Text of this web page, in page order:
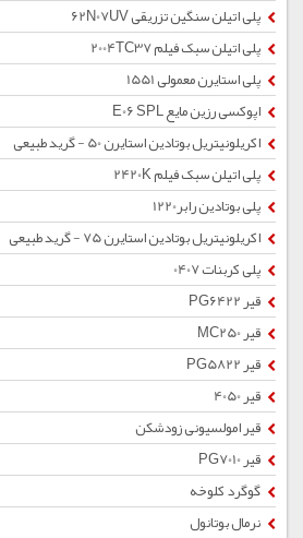
پلی اتیلن سنگین تزریقی 62N07UV
پلی اتیلن سبک فیلم 2004TC37
پلی استایرن معمولی 1551
اپوکسی رزین مایع E06 SPL
اکریلونیتریل بوتادین استایرن 50 - گرید طبیعی
پلی اتیلن سبک فیلم 2420K
پلی بوتادین رابر1220
اکریلونیتریل بوتادین استایرن 75 - گرید طبیعی
پلی کربنات 0407
قیر PG6422
قیر MC250
قیر PG5822
قیر 4050
قیر امولسیونی زودشکن
قیر PG7010
گوگرد کلوخه
نرمال بوتانول